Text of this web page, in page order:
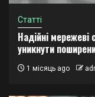
Статті
Надійні
уникнути
1 місяць ago